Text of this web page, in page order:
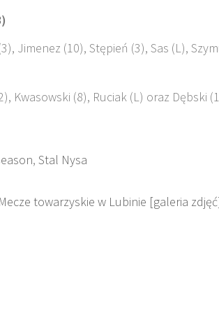
Jimenez (10), Stępień (3), Sas (L),
Kwasowski (8), Ruciak (L) oraz Dębski
, Stal Nysa
Mecze towarzyskie w Lubinie [galeria